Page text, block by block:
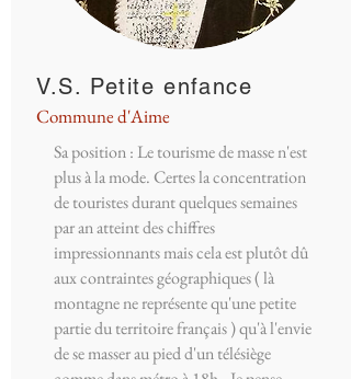
V.S. Petite enfance
Commune d'Aime
Sa position : Le tourisme de masse n'est
plus à la mode. Certes la concentration
de touristes durant quelques semaines
par an atteint des chiffres
impressionnants mais cela est plutôt dû
aux contraintes géographiques ( là
montagne ne représente qu'une petite
partie du territoire français ) qu'à l'envie
de se masser au pied d'un télésiège